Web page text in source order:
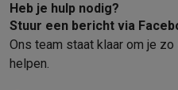
Heb je hulp nodig?
Stuur een bericht via
Ons team staat klaar om je
helpen.